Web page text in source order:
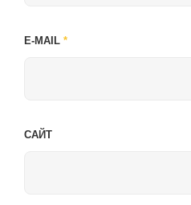
E-MAIL *
САЙТ